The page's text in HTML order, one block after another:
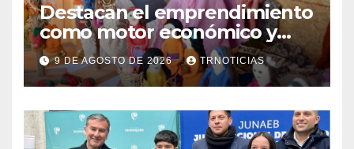
Destacan el emprendimiento
como motor económico y
anuncia fortalecer apoyos
para empleo autónomo
9 DE AGOSTO DE 2026 TRNOTICIAS